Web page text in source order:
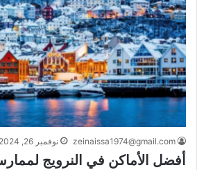
zeinaissa1974@gmail.com نوفمبر 26, 2024
أفضل الأماكن في النرويج